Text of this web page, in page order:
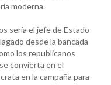
moderna.
sería el jefe de Estado
desde la bancada
los republicanos
convierta en el
en la campaña para